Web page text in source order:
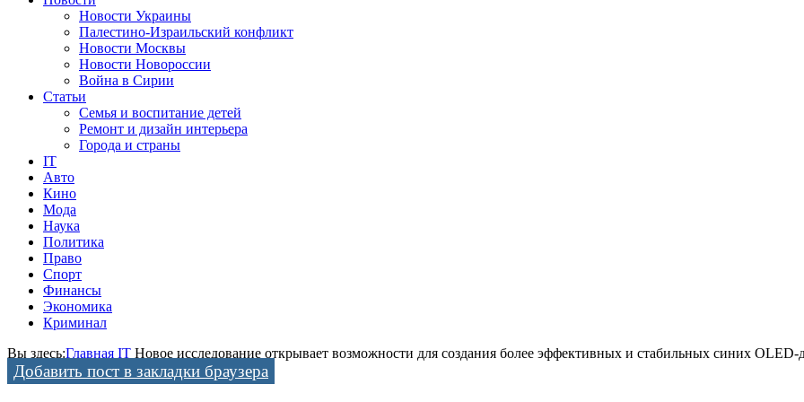
Новости Украины
Палестино-Израильский конфликт
Новости Москвы
Новости Новороссии
Война в Сирии
Статьи
Семья и воспитание детей
Ремонт и дизайн интерьера
Города и страны
IT
Авто
Кино
Мода
Наука
Политика
Право
Спорт
Финансы
Экономика
Криминал
Вы здесь:Главная IT Новое исследование открывает возможности для создания более эффективных и стабильных синих OLED-
Добавить пост в закладки браузера